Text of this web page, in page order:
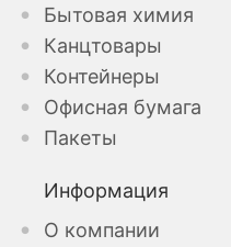
Бытовая химия
Канцтовары
Контейнеры
Офисная бумага
Пакеты
Информация
О компании